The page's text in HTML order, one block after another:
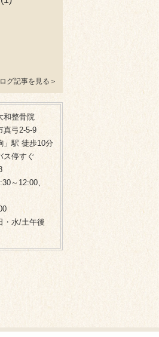
グ記事を見る＞
和整骨院
真弓2-5-9
」駅 徒歩10分
ス停すぐ
～12:00、
・水/土午後